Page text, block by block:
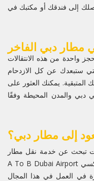
إلى فندقك أو مكتبك في
مطار دبي الفاخر
واحدة من هذه الانتقالات
ستبعدك عن كل الازدحام
يمكنك العثور على
دبي والمدن المحيطة وفقًا
إلى مطار دبي؟
تبحث عن خدمة نقل مطار
موثوقة ومحترفة وبأسعار معقولة ، فإن تاكسي A To B Dubai Airport
في العمل في هذا المجال